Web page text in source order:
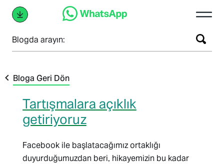
Blogda arayın:
Bloga Geri Dön
Tartışmalara açıklık
getiriyoruz
Facebook ile başlatacağımız ortaklığı
duyurduğumuzdan beri, hikayemizin bu kadar